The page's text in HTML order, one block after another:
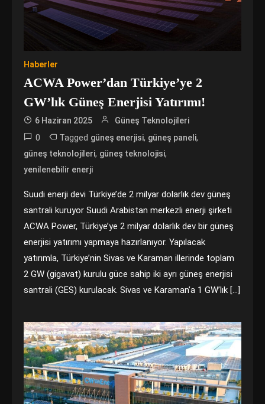
Haberler
ACWA Power’dan Türkiye’ye 2
GW’lık Güneş Enerjisi Yatırımı!
6 Haziran 2025 Güneş Teknolojileri
0 Tagged güneş enerjisi, güneş paneli,
güneş teknolojileri, güneş teknolojisi,
yenilenebilir enerji
Suudi enerji devi Türkiye’de 2 milyar dolarlık dev güneş
santrali kuruyor Suudi Arabistan merkezli enerji şirketi
ACWA Power, Türkiye’ye 2 milyar dolarlık dev bir güneş
enerjisi yatırımı yapmaya hazırlanıyor. Yapılacak
yatırımla, Türkiye’nin Sivas ve Karaman illerinde toplam
2 GW (gigavat) kurulu güce sahip iki ayrı güneş enerjisi
santrali (GES) kurulacak. Sivas ve Karaman’a 1 GW’lık […]